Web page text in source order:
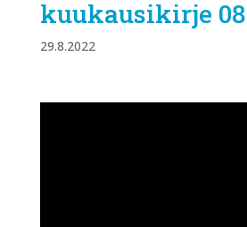
kuukausikirje 08
29.8.2022